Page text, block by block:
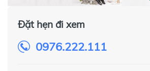
Đặt hẹn đi xem
0976.222.111